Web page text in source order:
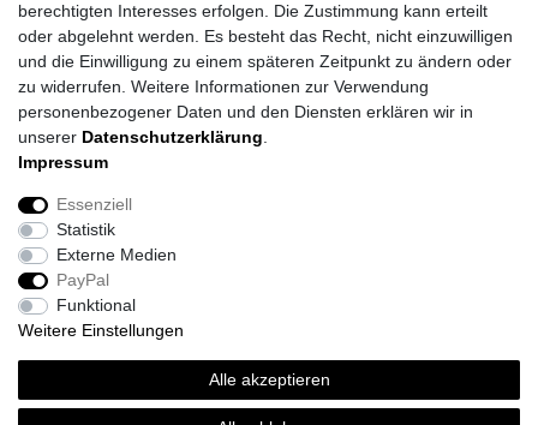
Impressum
Barrierefreiheitserklärung
Versandkosten
© Topi´s Farben GmbH 2026 | Alle Rechte vorbehalten.
berechtigten Interesses erfolgen. Die Zustimmung kann erteilt
oder abgelehnt werden. Es besteht das Recht, nicht einzuwilligen
und die Einwilligung zu einem späteren Zeitpunkt zu ändern oder
zu widerrufen. Weitere Informationen zur Verwendung
personenbezogener Daten und den Diensten erklären wir in
unserer Daten­schutz­erklärung
Impressum
Essenziell
Statistik
Externe Medien
PayPal
Funktional
Weitere Einstellungen
Alle akzeptieren